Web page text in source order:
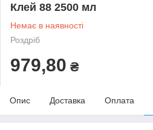
Клей 88 2500 мл
Немає в наявності
Роздріб
979,80 ₴
Опис Доставка Оплата